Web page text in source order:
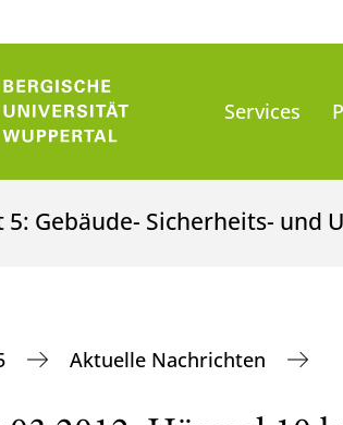
Services
5: Gebäude- Sicherheits- und
Aktuelle Nachrichten